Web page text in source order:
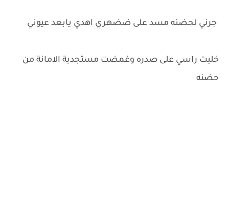
جرني لحضنه مسد على ضضهري اهدي يابعد عيوني
خليت راسي على صدره وغمضت مستجدية الامانة من
حضنه